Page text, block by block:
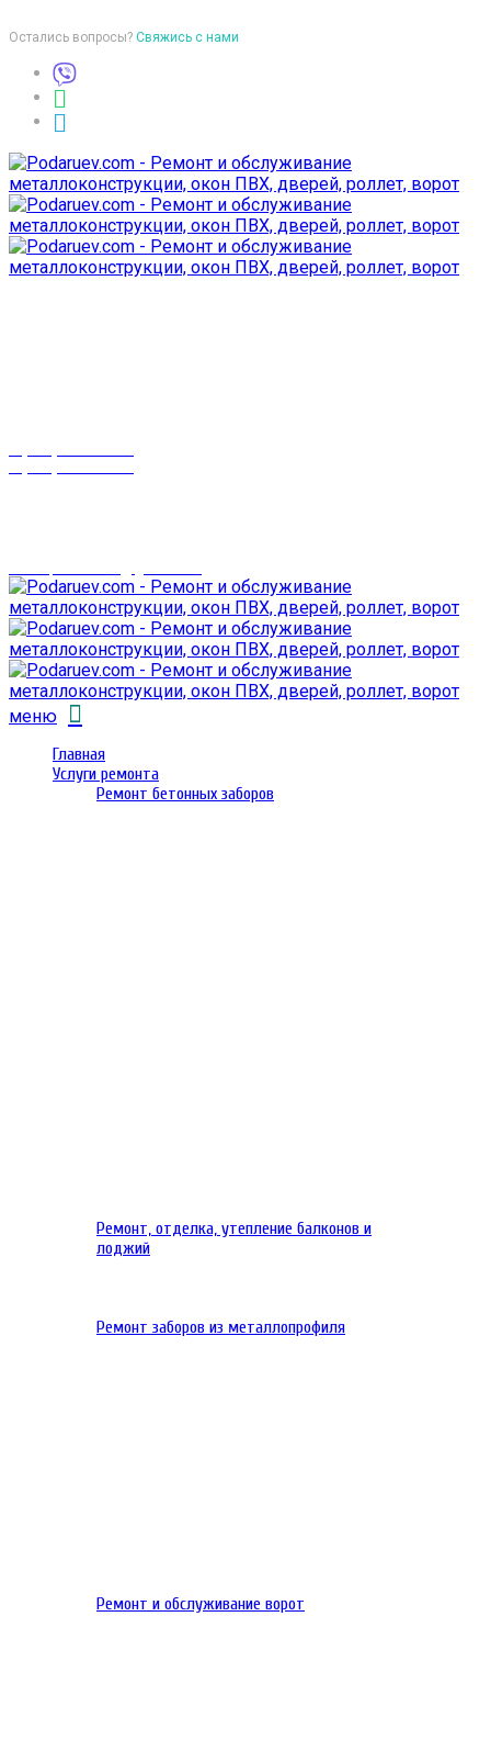
Остались вопросы? Свяжись с нами
меню
Главная
Услуги ремонта
Ремонт бетонных заборов
Ремонт, отделка, утепление балконов и
лоджий
Ремонт заборов из металлопрофиля
Ремонт и обслуживание ворот